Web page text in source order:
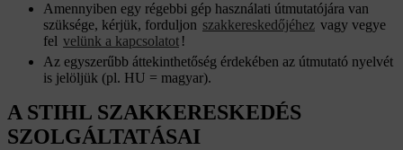
Amennyiben egy régebbi gép használati útmutatójára van
szüksége, kérjük, forduljon szakkereskedőjéhez vagy vegye
fel velünk a kapcsolatot !
Az egyszerűbb áttekinthetőség érdekében az útmutató nyelvét
is jelöljük (pl. HU = magyar).
A STIHL SZAKKERESKEDÉS
SZOLGÁLTATÁSAI